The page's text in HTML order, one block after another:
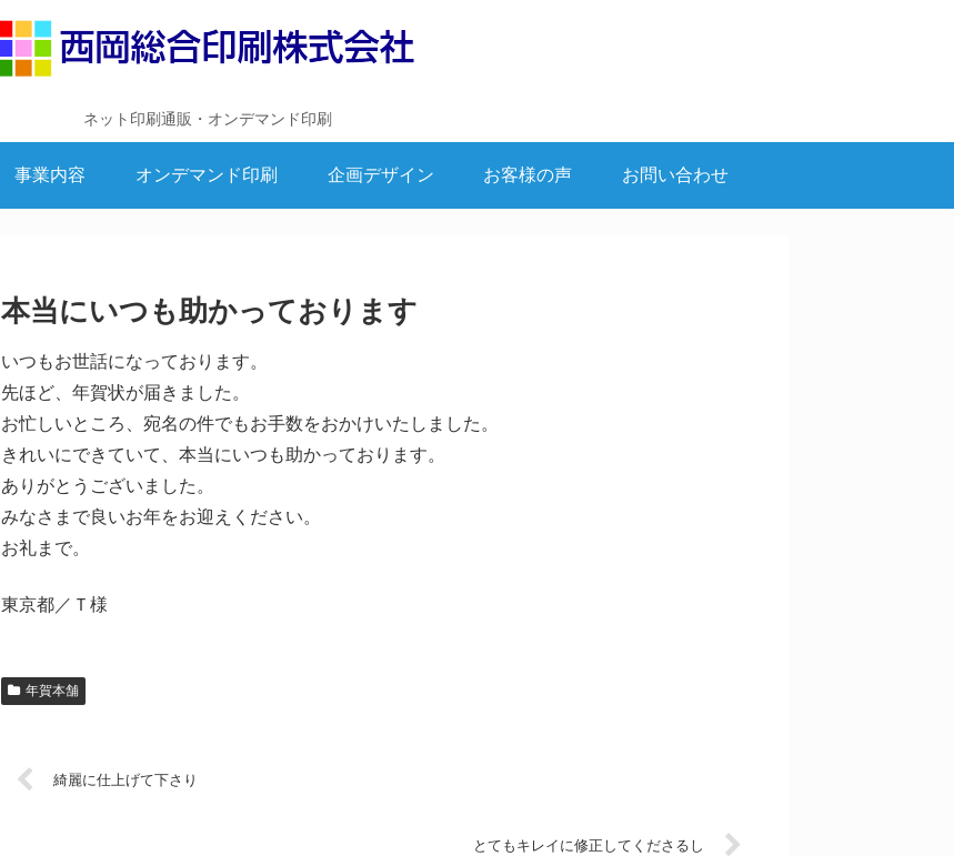
ネット印刷通販・オンデマンド印刷
事業内容 オンデマンド印刷 企画デザイン お客様の声 お問い合わせ
本当にいつも助かっております
いつもお世話になっております。
先ほど、年賀状が届きました。
お忙しいところ、宛名の件でもお手数をおかけいたしました。
きれいにできていて、本当にいつも助かっております。
ありがとうございました。
みなさまで良いお年をお迎えください。
お礼まで。
東京都／Ｔ様
年賀本舗
綺麗に仕上げて下さり
とてもキレイに修正してくださるし